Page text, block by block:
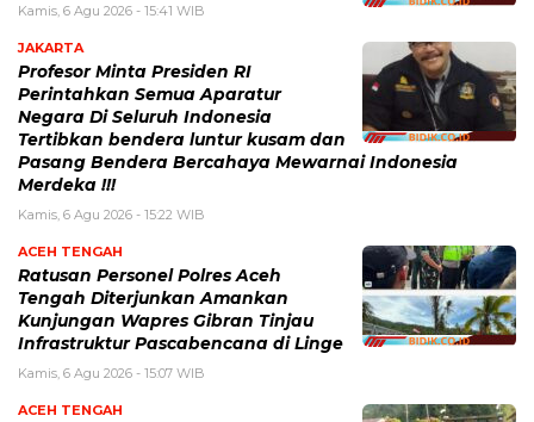
Kamis, 6 Agu 2026 - 15:41 WIB
JAKARTA
Profesor Minta Presiden RI
Perintahkan Semua Aparatur
Negara Di Seluruh Indonesia
Tertibkan bendera luntur kusam dan
Pasang Bendera Bercahaya Mewarnai Indonesia
Merdeka !!!
Kamis, 6 Agu 2026 - 15:22 WIB
ACEH TENGAH
Ratusan Personel Polres Aceh
Tengah Diterjunkan Amankan
Kunjungan Wapres Gibran Tinjau
Infrastruktur Pascabencana di Linge
Kamis, 6 Agu 2026 - 15:07 WIB
ACEH TENGAH